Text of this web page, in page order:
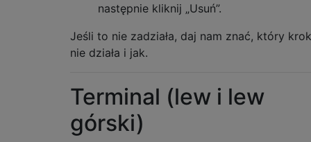
następnie kliknij „Usuń”.
Jeśli to nie zadziała, daj nam znać, który krok
nie działa i jak.
Terminal (lew i lew
górski)